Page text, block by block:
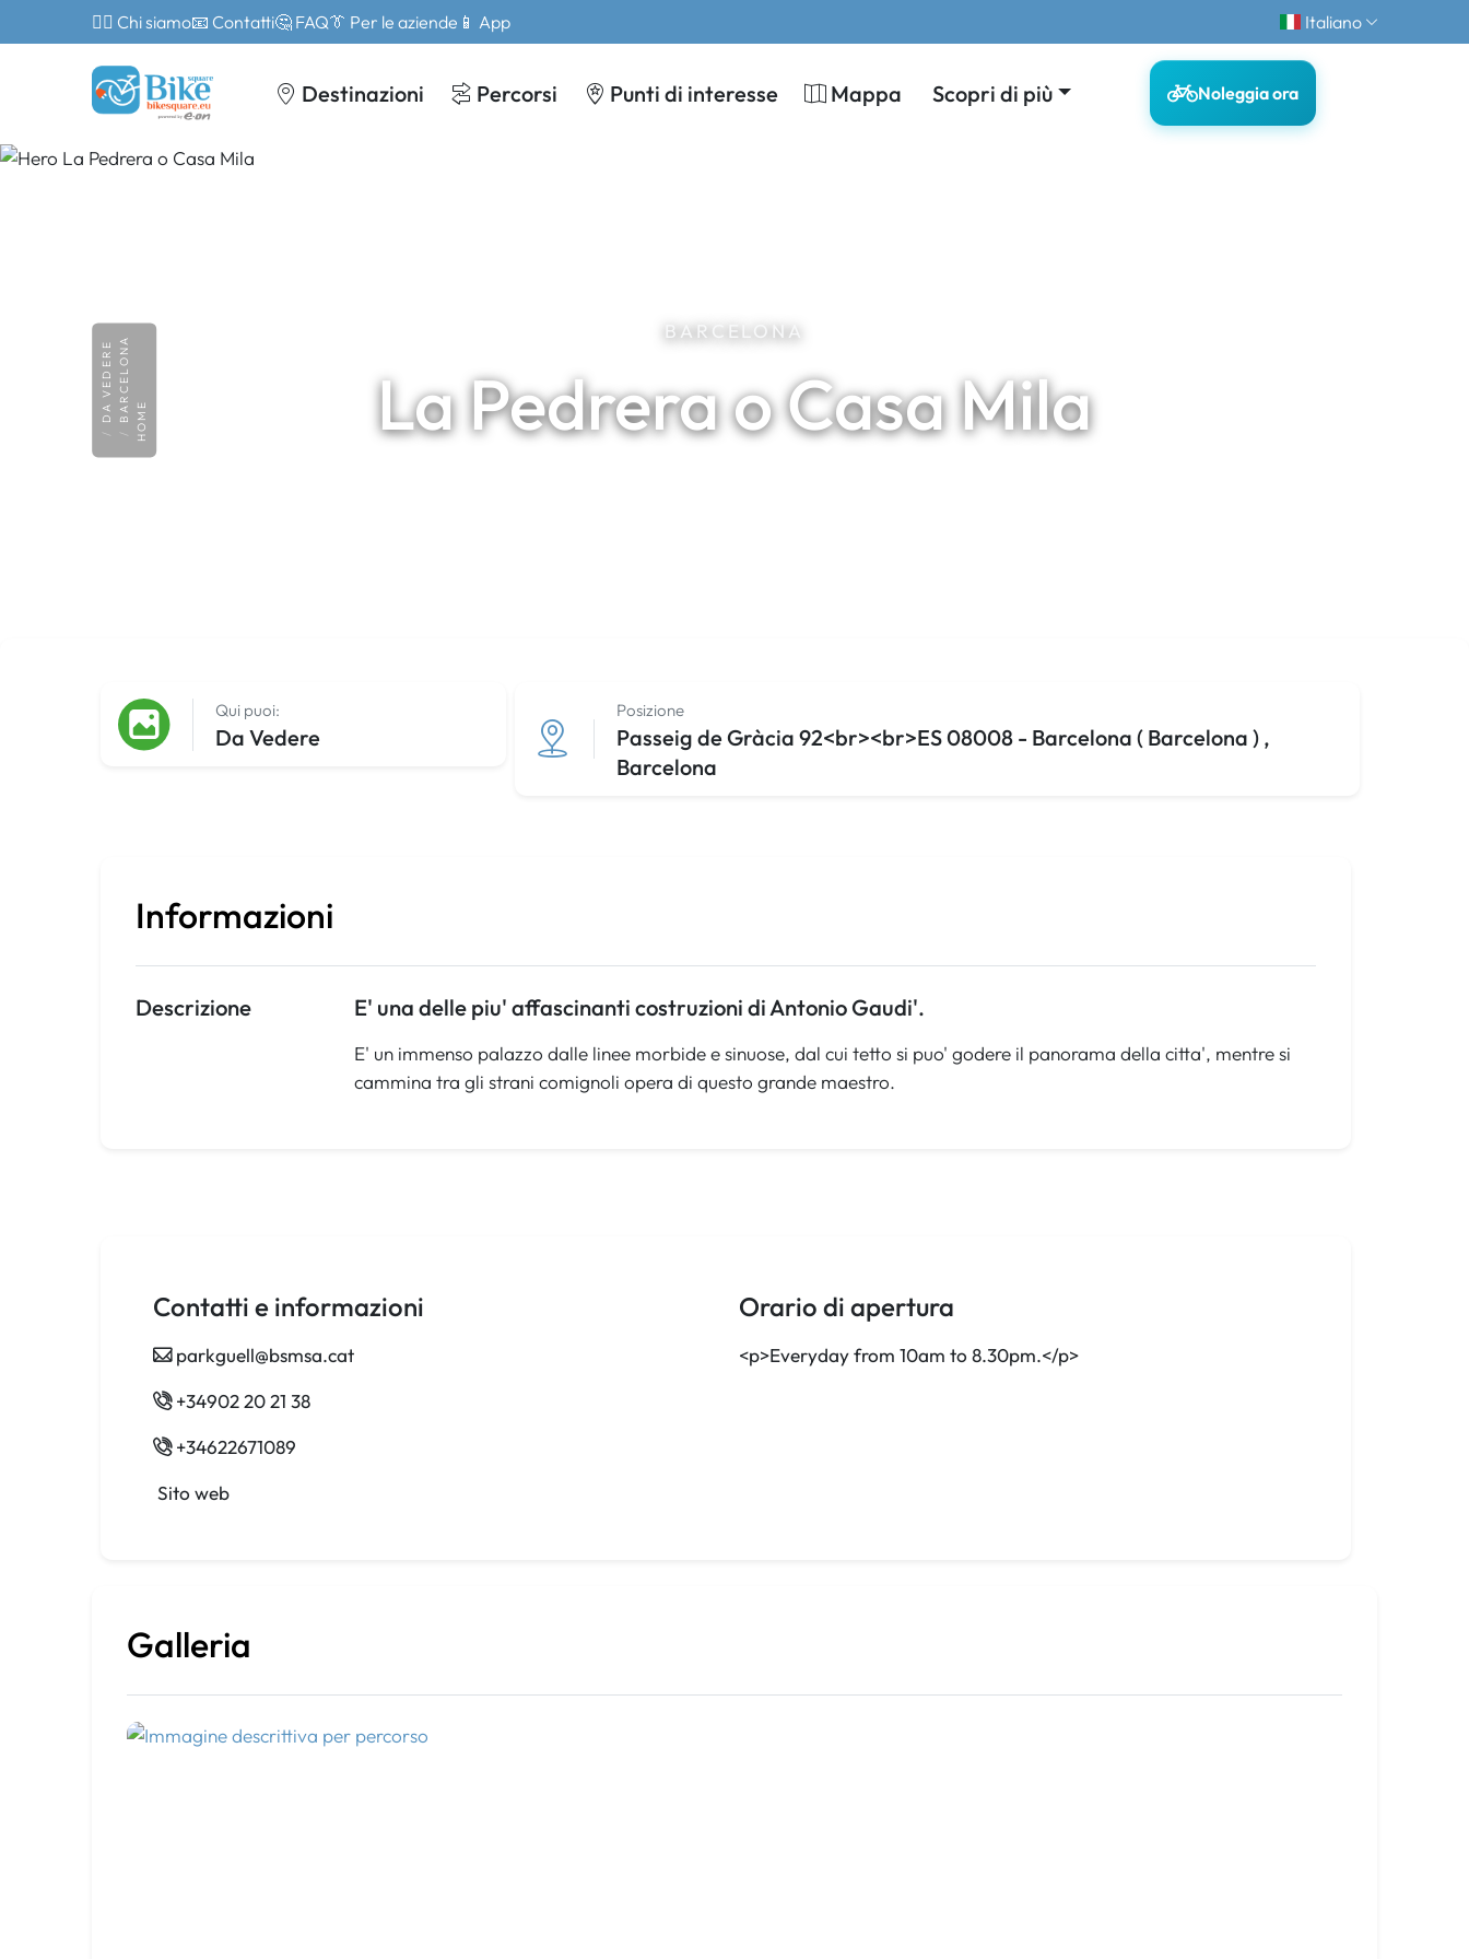
🙎‍♂️ Chi siamo📧 Contatti🤔 FAQ👔 Per le aziende 📱 App Italiano
Destinazioni Percorsi Punti di interesse Mappa Scopri di più Noleggia ora
BARCELONA
La Pedrera o Casa Mila
HOME
BARCELONA
DA VEDERE
Qui puoi:
Da Vedere
Posizione
Passeig de Gràcia 92<br><br>ES 08008 - Barcelona ( Barcelona ) ,
Barcelona
Informazioni
Descrizione E' una delle piu' affascinanti costruzioni di Antonio Gaudi'.
E' un immenso palazzo dalle linee morbide e sinuose, dal cui tetto si puo' godere il panorama della citta', mentre si
cammina tra gli strani comignoli opera di questo grande maestro.
Contatti e informazioni
parkguell@bsmsa.cat
+34902 20 21 38
+34622671089
Sito web
Orario di apertura
Galleria